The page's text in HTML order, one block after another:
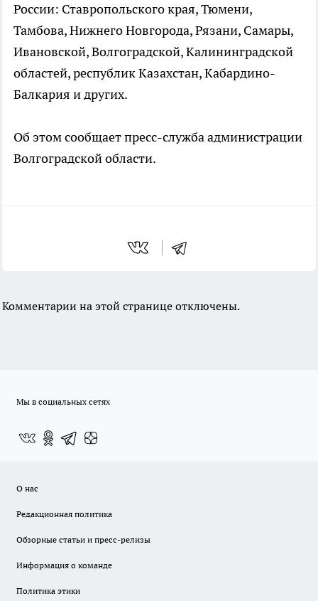
России: Ставропольского края, Тюмени,
Тамбова, Нижнего Новгорода, Рязани, Самары,
Ивановской, Волгоградской, Калининградской
областей, республик Казахстан, Кабардино-
Балкария и других.
Об этом сообщает пресс-служба администрации
Волгоградской области.
Комментарии на этой странице отключены.
Мы в социальных сетях
О нас
Редакционная политика
Обзорные статьи и пресс-релизы
Информация о команде
Политика этики